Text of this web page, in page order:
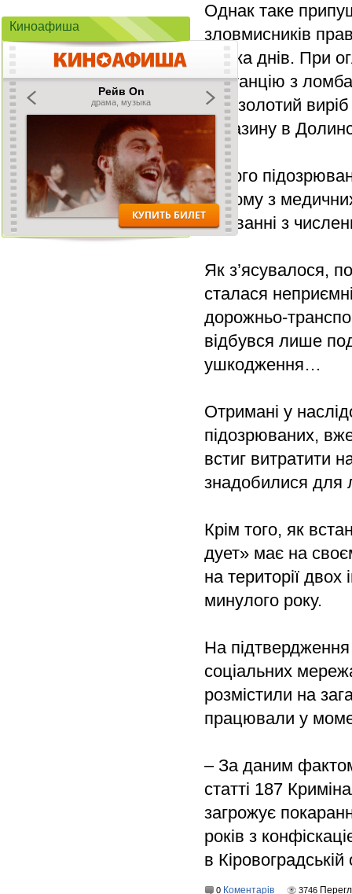
Однак таке
зловмисників
кілька днів. При
квитанцію з
цей золотий
магазину в
Іншого
одному з
лікуванні з
Як з’ясувалося,
сталася
дорожньо-
відбувся лише
ушкодження…
Отримані у
підозрюваних, вже
встиг витратити
знадобилися для
Крім того, як
дует» має на
на території
минулого року.
На
соціальних
розмістили на
працювали у
– За даним
статті 187
загрожує
років з
в
0 Коментарів 3746
Киноафиша